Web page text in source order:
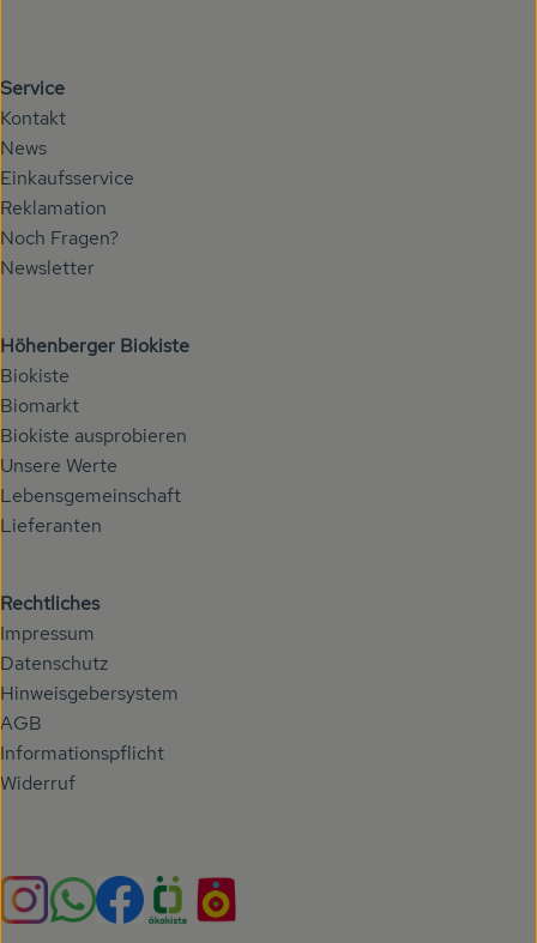
Service
Kontakt
News
Einkaufsservice
Reklamation
Noch Fragen?
Newsletter
Höhenberger Biokiste
Biokiste
Biomarkt
Biokiste ausprobieren
Unsere Werte
Lebensgemeinschaft
Lieferanten
Rechtliches
Impressum
Datenschutz
Hinweisgebersystem
AGB
Informationspflicht
Widerruf
Externer Link zu https://www.instagram.com/
Externer Link zu https://whatsapp.com/channel/
Externer Link zu https://www.facebook.com/
Externer Link zu https://